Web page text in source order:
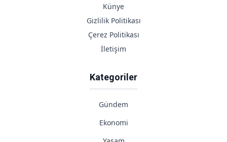
Künye
Gizlilik Politikası
Çerez Politikası
İletişim
Kategoriler
Gündem
Ekonomi